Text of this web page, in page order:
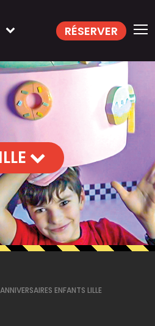
RÉSERVER
ANNIVERSAIRES ENFANTS LILLE